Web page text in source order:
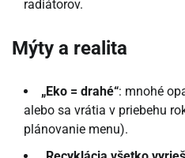
radiátorov.
Mýty a realita
„Eko = drahé“: mnohé
alebo sa vrátia v priebehu
plánovanie menu).